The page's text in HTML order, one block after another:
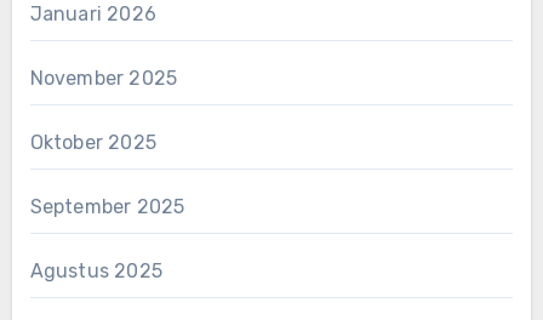
Januari 2026
November 2025
Oktober 2025
September 2025
Agustus 2025